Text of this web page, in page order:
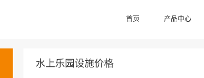
首页 产品中心
水上乐园设施价格